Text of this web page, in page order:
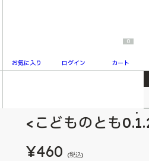
お気に入り ログイン
0
カート
<こどものとも
¥460 (税込)